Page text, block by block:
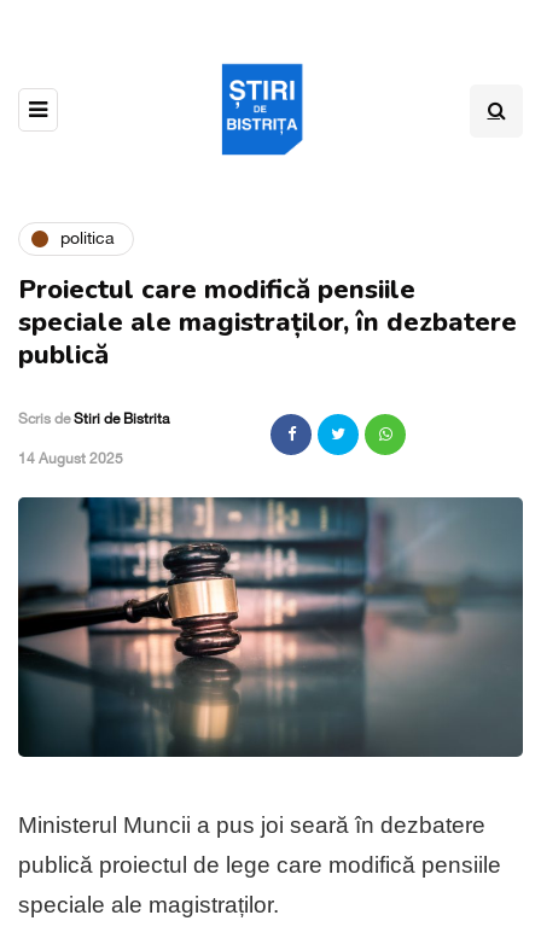
politica
Proiectul care modifică pensiile
speciale ale magistraților, în dezbatere
publică
Scris deStiri de Bistrita
,14 August 2025
Ministerul Muncii a pus joi seară în dezbatere
publică proiectul de lege care modifică pensiile
speciale ale magistraților.